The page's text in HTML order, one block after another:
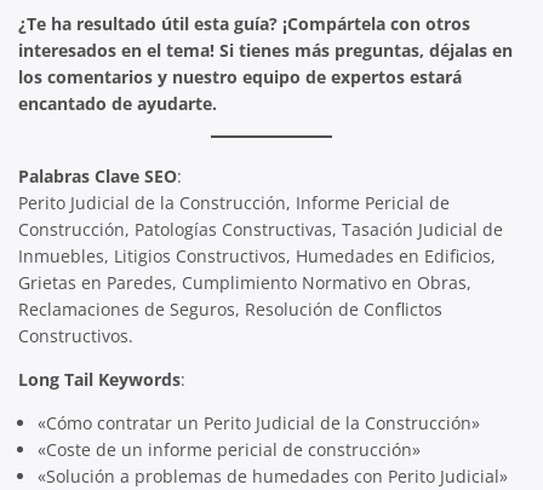
¿Te ha resultado útil esta guía? ¡Compártela con otros
interesados en el tema! Si tienes más preguntas, déjalas en
los comentarios y nuestro equipo de expertos estará
encantado de ayudarte.
Palabras Clave SEO:
Perito Judicial de la Construcción, Informe Pericial de
Construcción, Patologías Constructivas, Tasación Judicial de
Inmuebles, Litigios Constructivos, Humedades en Edificios,
Grietas en Paredes, Cumplimiento Normativo en Obras,
Reclamaciones de Seguros, Resolución de Conflictos
Constructivos.
Long Tail Keywords:
«Cómo contratar un Perito Judicial de la Construcción»
«Coste de un informe pericial de construcción»
«Solución a problemas de humedades con Perito Judicial»